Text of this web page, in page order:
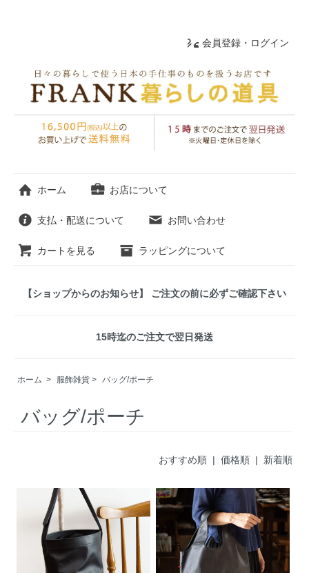
会員登録・ログイン
ホーム お店について
支払・配送について お問い合わせ
カートを見る ラッピングについて
【ショップからのお知らせ】 ご注文の前に必ずご確認下さい
15時迄のご注文で翌日発送
ホーム > 服飾雑貨 > バッグ/ポーチ
バッグ/ポーチ
おすすめ順| 価格順 | 新着順